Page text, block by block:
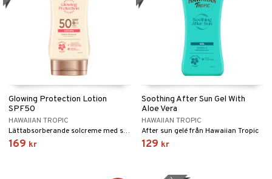
Glowing Protection Lotion
SPF50
HAWAIIAN TROPIC
Lättabsorberande solcreme med spf 50 från Hawaiian Tropic
169 kr
Soothing After Sun Gel With
Aloe Vera
HAWAIIAN TROPIC
After sun gelé från Hawaiian Tropic
129 kr
och kroppsvård
och läppvård
Elixir
Happy For Men
och skydd
svar